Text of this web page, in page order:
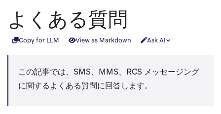
よくある質問
Copy for LLM View as Markdown Ask AI
この記事では、SMS、MMS、RCS メッセージング
に関するよくある質問に回答します。